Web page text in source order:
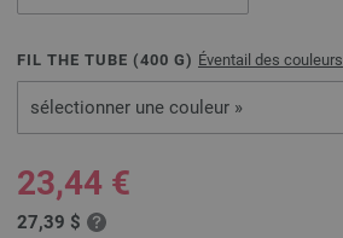
FIL THE TUBE (400 G) Éventail des couleurs
sélectionner une couleur »
23,44 €
27,39 $